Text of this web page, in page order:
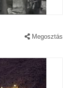
Megosztás